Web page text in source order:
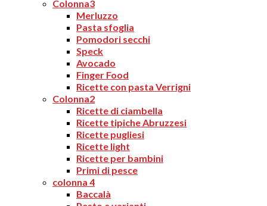
Colonna3
Merluzzo
Pasta sfoglia
Pomodori secchi
Speck
Avocado
Finger Food
Ricette con pasta Verrigni
Colonna2
Ricette di ciambella
Ricette tipiche Abruzzesi
Ricette pugliesi
Ricette light
Ricette per bambini
Primi di pesce
colonna 4
Baccalà